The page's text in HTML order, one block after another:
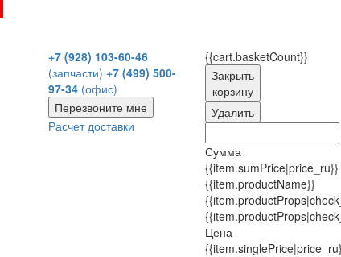
+7 (928) 103-60-46
(запчасти) +7 (499) 500-
97-34 (офис)
Перезвоните мне
Расчет доставки
{{cart.basketCount}}
Закрыть
корзину
Удалить
Сумма
{{item.sumPrice|price_ru}}
{{item.productName}}
Цена